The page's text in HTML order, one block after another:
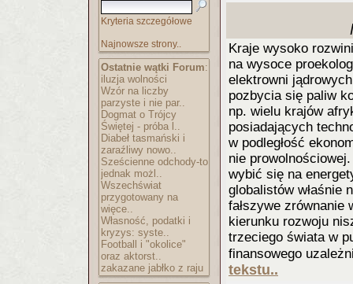
Kryteria szczegółowe
Najnowsze strony..
Ostatnie wątki Forum:
iluzja wolności
Wzór na liczby
parzyste i nie par..
Dogmat o Trójcy
Świętej - próba l..
Diabeł tasmański i
zaraźliwy nowo..
Sześcienne odchody-to
jednak możl..
Wszechświat
przygotowany na
więce..
Własność, podatki i
kryzys: syste..
Football i "okolice"
oraz aktorst..
zakazane jabłko z raju
Kraje wysoko
na wysoce
elektrowni
pozbycia się paliw
np. wielu krajów
posiadających
w podległość
nie
wybić się na
globalistów właśnie
fałszywe zrównanie
kierunku rozwoju
trzeciego świata w
finansowego
tekstu..